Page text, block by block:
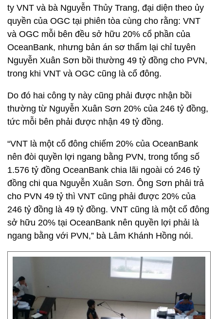
ty VNT và bà Nguyễn Thủy Trang, đại diện theo ủy
quyền của OGC tại phiên tòa cùng cho rằng: VNT
và OGC mỗi bên đều sở hữu 20% cổ phần của
OceanBank, nhưng bản án sơ thẩm lại chỉ tuyên
Nguyễn Xuân Sơn bồi thường 49 tỷ đồng cho PVN,
trong khi VNT và OGC cũng là cổ đông.
Do đó hai công ty này cũng phải được nhận bồi
thường từ Nguyễn Xuân Sơn 20% của 246 tỷ đồng,
tức mỗi bên phải được nhận 49 tỷ đồng.
“VNT là một cổ đông chiếm 20% của OceanBank
nên đòi quyền lợi ngang bằng PVN, trong tổng số
1.576 tỷ đồng OceanBank chia lãi ngoài có 246 tỷ
đồng chi qua Nguyễn Xuân Sơn. Ông Sơn phải trả
cho PVN 49 tỷ thì VNT cũng phải được 20% của
246 tỷ đồng là 49 tỷ đồng. VNT cũng là một cổ đông
sở hữu 20% tại OceanBank nên quyền lợi phải là
ngang bằng với PVN,” bà Lâm Khánh Hồng nói.